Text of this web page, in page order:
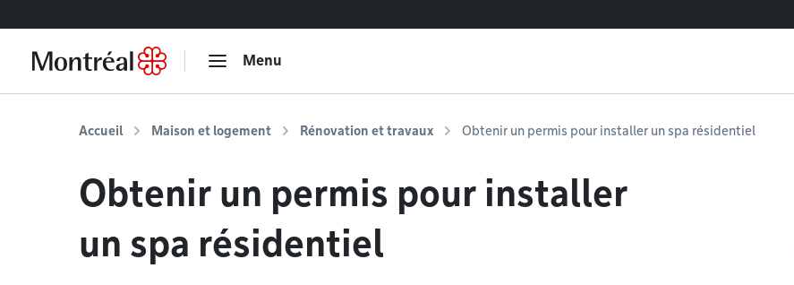
Menu
Accueil Maison et logement Rénovation et travaux Obtenir un permis pour installer un spa résidentiel
Obtenir un permis pour installer
un spa résidentiel